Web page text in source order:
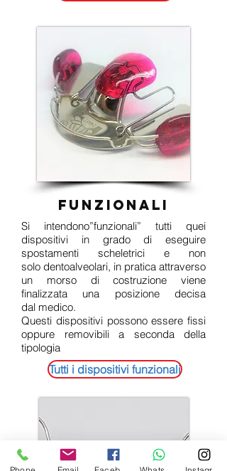
funzionali
Si intendono”funzionali” tutti quei
dispositivi in grado di eseguire
spostamenti scheletrici e non
solo dentoalveolari, in pratica attraverso
un morso di costruzione viene
finalizzata una posizione decisa
dal medico.
Questi dispositivi possono essere fissi
oppure removibili a seconda della
tipologia
Tutti i dispositivi funzionali